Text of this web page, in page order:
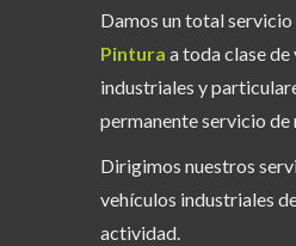
Damos un total servicio
Pintura a toda clase de
industriales y
permanente servicio
Dirigimos nuestros
vehículos industriales
actividad.